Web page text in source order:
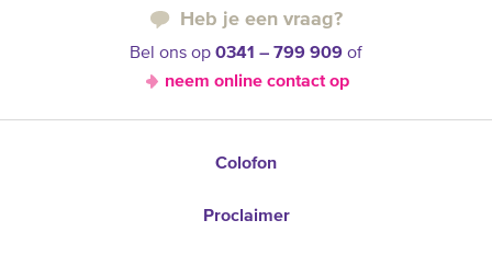
Heb je een vraag?
Bel ons op 0341 – 799 909 of
neem online contact op
Colofon
Proclaimer